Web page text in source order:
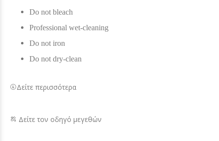
Do not bleach
Professional wet-cleaning
Do not iron
Do not dry-clean
Δείτε περισσότερα
Δείτε τον οδηγό μεγεθών